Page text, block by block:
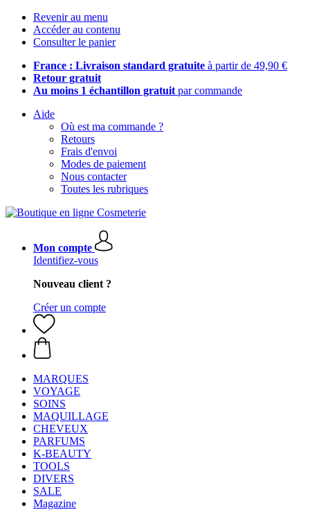
Revenir au menu
Accéder au contenu
Consulter le panier
France : Livraison standard gratuite à partir de 49,90 €
Retour gratuit
Au moins 1 échantillon gratuit par commande
Aide
Où est ma commande ?
Retours
Frais d'envoi
Modes de paiement
Nous contacter
Toutes les rubriques
Mon compte
Identifiez-vous
Nouveau client ?
Créer un compte
MARQUES
VOYAGE
SOINS
MAQUILLAGE
CHEVEUX
PARFUMS
K-BEAUTY
TOOLS
DIVERS
SALE
Magazine